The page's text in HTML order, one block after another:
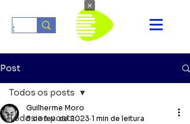
Post
Todos os posts
Todos os posts
Guilherme Moro
8 de fev. de 2023 1 min de leitura
×